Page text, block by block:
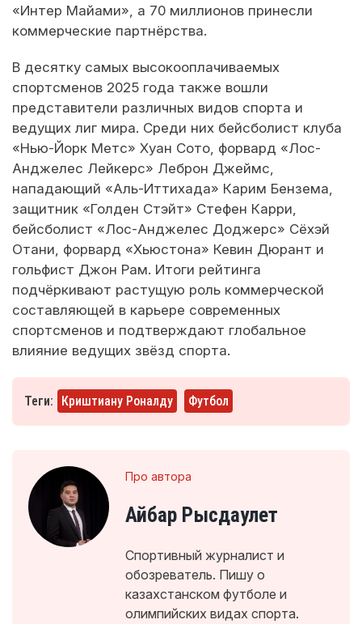
«Интер Майами», а 70 миллионов принесли
коммерческие партнёрства.
В десятку самых высокооплачиваемых
спортсменов 2025 года также вошли
представители различных видов спорта и
ведущих лиг мира. Среди них бейсболист клуба
«Нью-Йорк Метс» Хуан Сото, форвард «Лос-
Анджелес Лейкерс» Леброн Джеймс,
нападающий «Аль-Иттихада» Карим Бензема,
защитник «Голден Стэйт» Стефен Карри,
бейсболист «Лос-Анджелес Доджерс» Сёхэй
Отани, форвард «Хьюстона» Кевин Дюрант и
гольфист Джон Рам. Итоги рейтинга
подчёркивают растущую роль коммерческой
составляющей в карьере современных
спортсменов и подтверждают глобальное
влияние ведущих звёзд спорта.
Теги: Криштиану Роналду Футбол
Про автора
Айбар Рысдаулет
Спортивный журналист и
обозреватель. Пишу о
казахстанском футболе и
олимпийских видах спорта.